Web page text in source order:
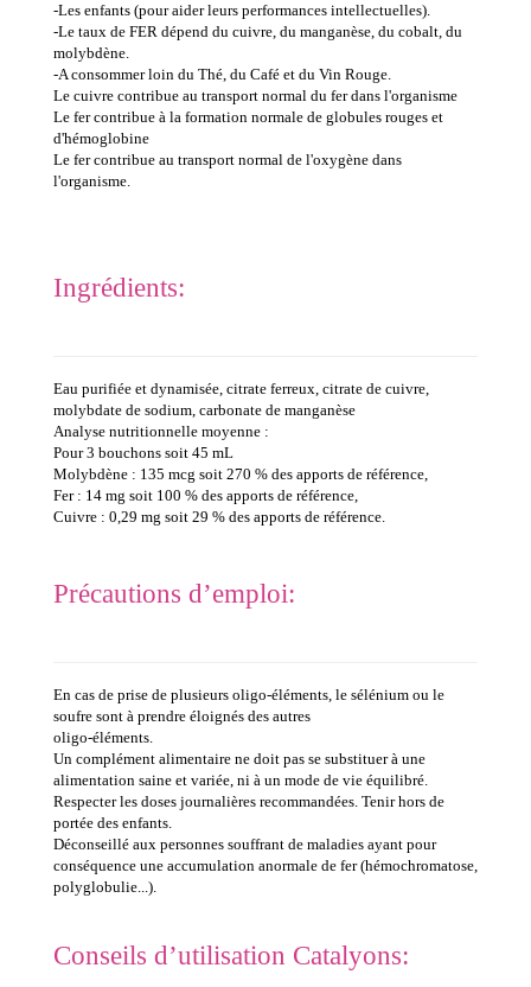
-Les enfants (pour aider leurs performances intellectuelles).
-Le taux de FER dépend du cuivre, du manganèse, du cobalt, du
molybdène.
-A consommer loin du Thé, du Café et du Vin Rouge.
Le cuivre contribue au transport normal du fer dans l'organisme
Le fer contribue à la formation normale de globules rouges et
d'hémoglobine
Le fer contribue au transport normal de l'oxygène dans
l'organisme.
Ingrédients:
Eau purifiée et dynamisée, citrate ferreux, citrate de cuivre,
molybdate de sodium, carbonate de manganèse
Analyse nutritionnelle moyenne :
Pour 3 bouchons soit 45 mL
Molybdène : 135 mcg soit 270 % des apports de référence,
Fer : 14 mg soit 100 % des apports de référence,
Cuivre : 0,29 mg soit 29 % des apports de référence.
Précautions d’emploi:
En cas de prise de plusieurs oligo-éléments, le sélénium ou le
soufre sont à prendre éloignés des autres
oligo-éléments.
Un complément alimentaire ne doit pas se substituer à une
alimentation saine et variée, ni à un mode de vie équilibré.
Respecter les doses journalières recommandées. Tenir hors de
portée des enfants.
Déconseillé aux personnes souffrant de maladies ayant pour
conséquence une accumulation anormale de fer (hémochromatose,
polyglobulie...).
Conseils d’utilisation Catalyons: